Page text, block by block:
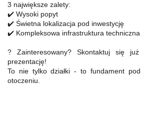
3 największe zalety:
✔️ Wysoki popyt
✔️ Świetna lokalizacja pod inwestycję
✔️ Kompleksowa infrastruktura techniczna
? Zainteresowany? Skontaktuj się
prezentację!
To nie tylko działki - to fundament pod
otoczeniu.